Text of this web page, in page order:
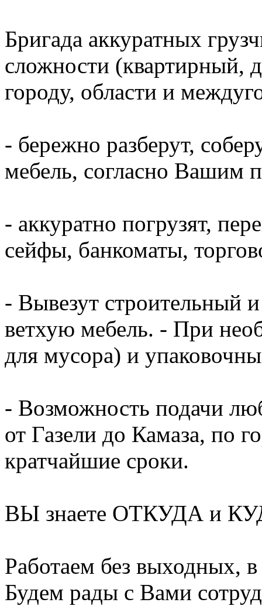
Бригада аккуратных
сложности (квартирный,
городу, области и
- бережно разберут,
мебель, согласно Вашим
- аккуратно погрузят,
сейфы, банкоматы,
- Вывезут строительный
ветхую мебель. - При
для мусора) и
- Возможность подачи
от Газели до Камаза, по
кратчайшие сроки.
ВЫ знаете ОТКУДА и
Работаем без выходных,
Будем рады с Вами